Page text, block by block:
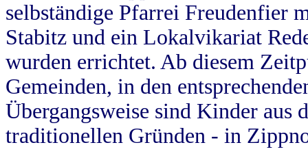
selbständige Pfarrei Freudenfier
Stabitz und ein Lokalvikariat
wurden errichtet. Ab diesem
Gemeinden, in den
Übergangsweise sind Kinder aus
traditionellen Gründen - in